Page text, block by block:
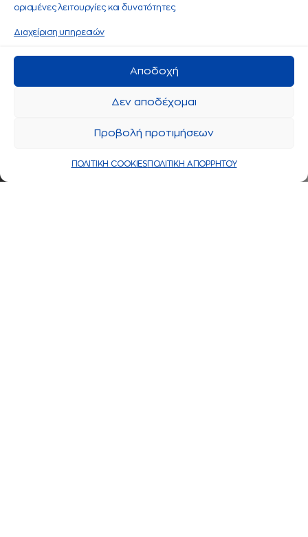
ορισμένες λειτουργίες και δυνατότητες.
Διαχείριση υπηρεσιών
Αποδοχή
Δεν αποδέχομαι
Προβολή προτιμήσεων
ΠΟΛΙΤΙΚΗ COOKIESΠΟΛΙΤΙΚΗ ΑΠΟΡΡΗΤΟΥ